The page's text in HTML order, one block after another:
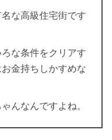
な高級住宅街です
な条件をクリアす
金持ちしかすめな
んなんですよね。